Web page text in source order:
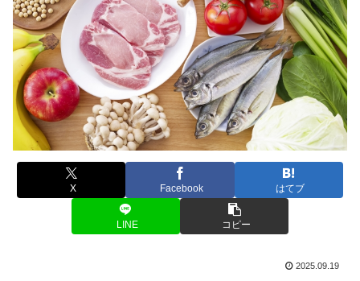
X Facebook はてブ
LINE コピー
2025.09.19